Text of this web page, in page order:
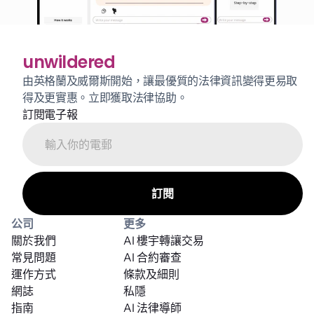
unwildered
由英格蘭及威爾斯開始，讓最優質的法律資訊變得更易取
得及更實惠。立即獲取法律協助。
訂閱電子報
公司
關於我們
常見問題
運作方式
網誌
指南
更多
條款及細則
AI 合約審查
AI 法律導師
私隱
AI 樓宇轉讓交易